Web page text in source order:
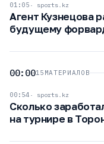
01:05 sports.kz
Агент Кузнецова
будущему
00:0015 МАТЕРИАЛОВ
00:54 sports.kz
Cколько
на турнире в